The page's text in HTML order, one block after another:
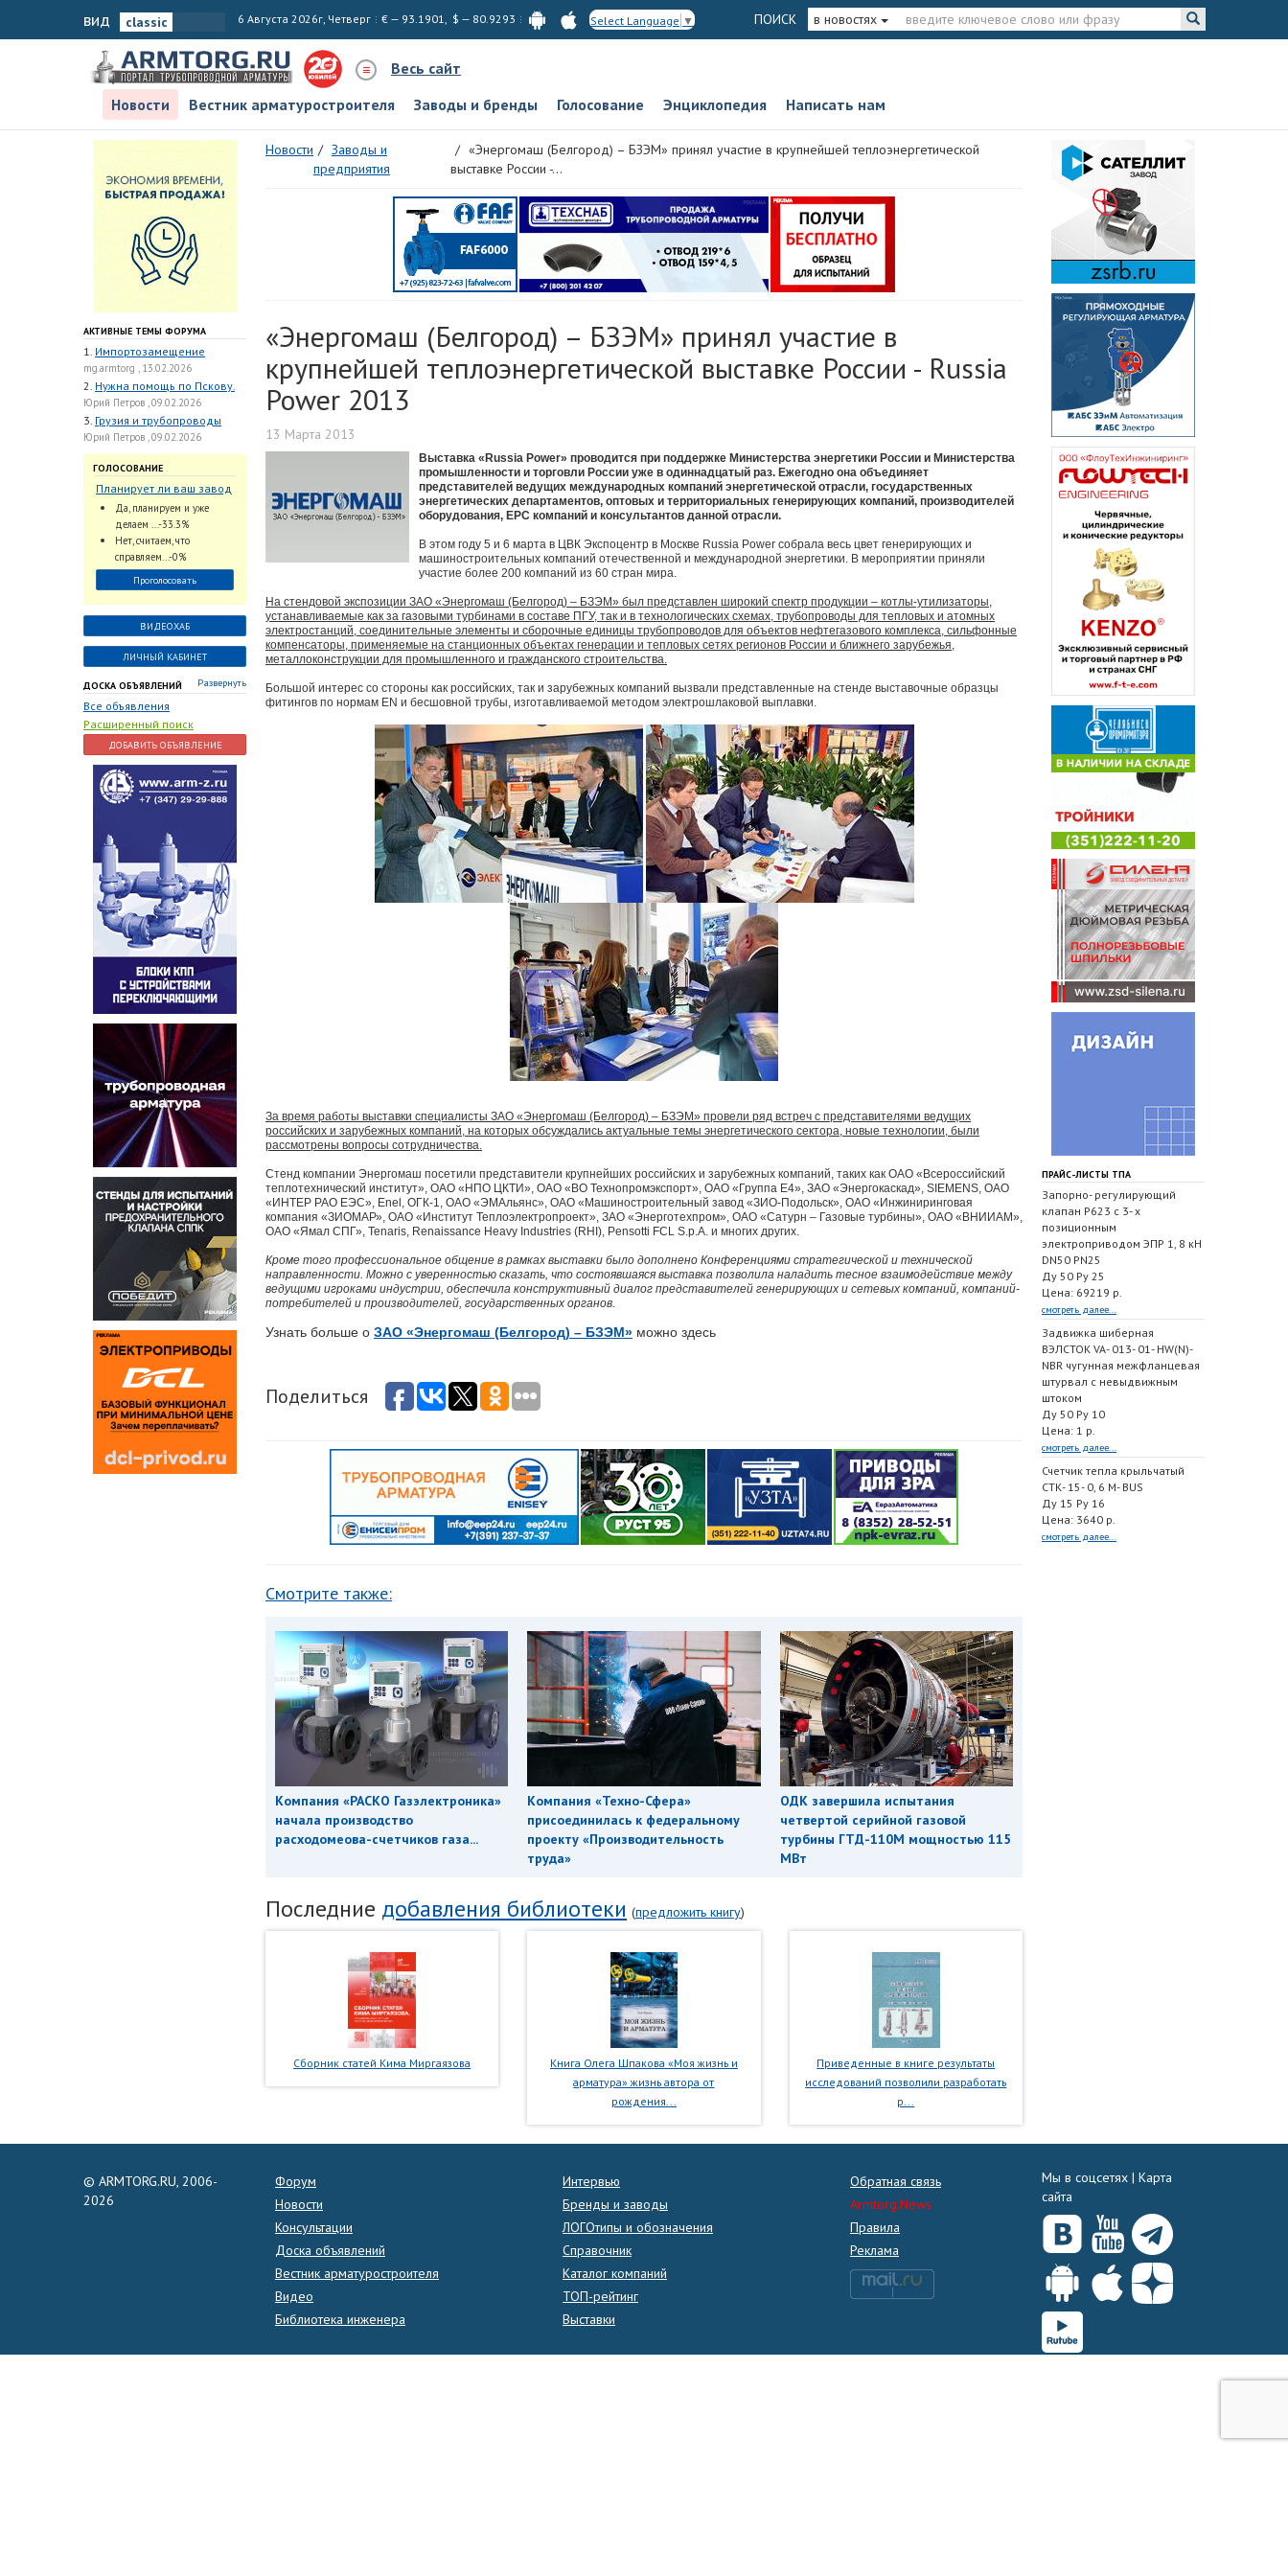
вид 6 Августа 2026г, Четверг € — 93.1901, $ — 80.9293 Select Language ▼ ПОИСК в новостях
Весь сайт
Новости
Вестник арматуростроителя Заводы и бренды Голосование Энциклопедия Написать нам
АКТИВНЫЕ ТЕМЫ ФОРУМА
1. Импортозамещение
mg.armtorg , 13.02.2026
2. Нужна помощь по Пскову.
Юрий Петров , 09.02.2026
3. Грузия и трубопроводы
Юрий Петров , 09.02.2026
ГОЛОСОВАНИЕ
Планирует ли ваш завод
использовать
промышленный
интеллект и цифровые
заказы для ускорения
обработки заказов и
оперативной отгрузки
продукции конечному
потребителю?
Да, планируем и уже
делаем ...-33.3%
Нет, считаем, что
справляем...-0%
Проголосовать
ВИДЕОХАБ
ЛИЧНЫЙ КАБИНЕТ
ДОСКА ОБЪЯВЛЕНИЙ Развернуть
Все объявления
Расширенный поиск
ДОБАВИТЬ ОБЪЯВЛЕНИЕ
Новости
Заводы и
предприятия
«Энергомаш (Белгород) – БЗЭМ» принял участие в крупнейшей теплоэнергетической
выставке России -...
«Энергомаш (Белгород) – БЗЭМ» принял участие в
крупнейшей теплоэнергетической выставке России - Russia
Power 2013
13 Марта 2013
Выставка «Russia Power» проводится при поддержке Министерства энергетики России и Министерства
промышленности и торговли России уже в одиннадцатый раз. Ежегодно она объединяет
представителей ведущих международных компаний энергетической отрасли, государственных
энергетических департаментов, оптовых и территориальных генерирующих компаний, производителей
оборудования, ЕРС компаний и консультантов данной отрасли.
В этом году 5 и 6 марта в ЦВК Экспоцентр в Москве Russia Power собрала весь цвет генерирующих и
машиностроительных компаний отечественной и международной энергетики. В мероприятии приняли
участие более 200 компаний из 60 стран мира.
На стендовой экспозиции ЗАО «Энергомаш (Белгород) – БЗЭМ» был представлен широкий спектр продукции – котлы-утилизаторы,
устанавливаемые как за газовыми турбинами в составе ПГУ, так и в технологических схемах, трубопроводы для тепловых и атомных
электростанций, соединительные элементы и сборочные единицы трубопроводов для объектов нефтегазового комплекса, сильфонные
компенсаторы, применяемые на станционных объектах генерации и тепловых сетях регионов России и ближнего зарубежья,
металлоконструкции для промышленного и гражданского строительства.
Большой интерес со стороны как российских, так и зарубежных компаний вызвали представленные на стенде выставочные образцы
фитингов по нормам EN и бесшовной трубы, изготавливаемой методом электрошлаковой выплавки.
За время работы выставки специалисты ЗАО «Энергомаш (Белгород) – БЗЭМ» провели ряд встреч с представителями ведущих
российских и зарубежных компаний, на которых обсуждались актуальные темы энергетического сектора, новые технологии, были
рассмотрены вопросы сотрудничества.
Стенд компании Энергомаш посетили представители крупнейших российских и зарубежных компаний, таких как ОАО «Всероссийский
теплотехнический институт», ОАО «НПО ЦКТИ», ОАО «ВО Технопромэкспорт», ОАО «Группа Е4», ЗАО «Энергокаскад», SIEMENS, ОАО
«ИНТЕР РАО ЕЭС», Enel, ОГК-1, ОАО «ЭМАльянс», ОАО «Машиностроительный завод «ЗИО-Подольск», ОАО «Инжиниринговая
компания «ЗИОМАР», ОАО «Институт Теплоэлектропроект», ЗАО «Энерготехпром», ОАО «Сатурн – Газовые турбины», ОАО «ВНИИАМ»,
ОАО «Ямал СПГ», Tenaris, Renaissance Heavy Industries (RHI), Pensotti FCL S.p.A. и многих других.
Кроме того профессиональное общение в рамках выставки было дополнено Конференциями стратегической и технической
направленности. Можно с уверенностью сказать, что состоявшаяся выставка позволила наладить тесное взаимодействие между
ведущими игроками индустрии, обеспечила конструктивный диалог представителей генерирующих и сетевых компаний, компаний-
потребителей и производителей, государственных органов.
Узнать больше о ЗАО «Энергомаш (Белгород) – БЗЭМ» можно здесь
Поделиться
Смотрите также:
Компания «РАСКО Газэлектроника»
начала производство
расходомеова-счетчиков газа...
Компания «Техно-Сфера»
присоединилась к федеральному
проекту «Производительность
труда»
ОДК завершила испытания
четвертой серийной газовой
турбины ГТД-110М мощностью 115
МВт
Последние добавления библиотеки (предложить книгу)
Сборник статей Кима Миргаязова
Книга Олега Шпакова «Моя жизнь и
арматура» жизнь автора от
рождения...
Приведенные в книге результаты
исследований позволили разработать
р...
ПРАЙС-ЛИСТЫ ТПА
Запорно- регулирующий
клапан Р623 с 3- х
позиционным
электроприводом ЭПР 1, 8 кН
DN50 PN25
Ду 50 Ру 25
Цена: 69219 р.
смотреть далее...
Задвижка шиберная
ВЭЛСТОК VA- 013- 01- HW(N)-
NBR чугунная межфланцевая
штурвал с невыдвижным
штоком
Ду 50 Ру 10
Цена: 1 р.
смотреть далее...
Счетчик тепла крыльчатый
СТК- 15- 0, 6 M- BUS
Ду 15 Ру 16
Цена: 3640 р.
смотреть далее...
© ARMTORG.RU, 2006-
2026
Форум
Новости
Консультации
Доска объявлений
Вестник арматуростроителя
Видео
Библиотека инженера
Интервью
Бренды и заводы
ЛОГОтипы и обозначения
Справочник
Каталог компаний
ТОП-рейтинг
Выставки
Обратная связь
Armtorg.News
Правила
Реклама
Мы в соцсетях | Карта
сайта